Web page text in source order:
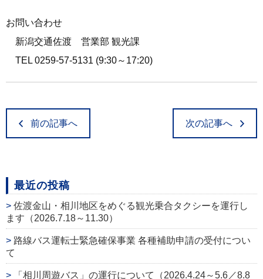
お問い合わせ
新潟交通佐渡 営業部 観光課
TEL 0259-57-5131 (9:30～17:20)
前の記事へ 次の記事へ
最近の投稿
佐渡金山・相川地区をめぐる観光乗合タクシーを運行し
ます（2026.7.18～11.30）
路線バス運転士緊急確保事業 各種補助申請の受付につい
て
「相川周遊バス」の運行について（2026.4.24～5.6／8.8